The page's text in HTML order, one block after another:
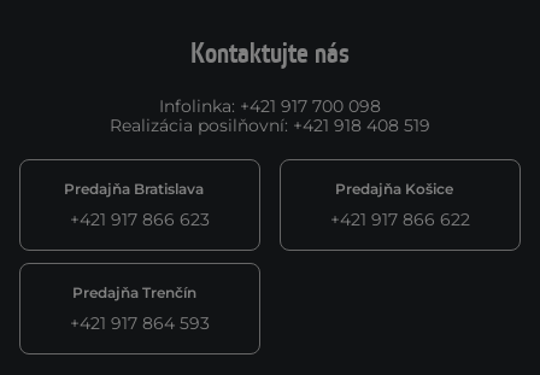
Kontaktujte nás
Infolinka: +421 917 700 098
Realizácia posilňovní: +421 918 408 519
Predajňa Bratislava
+421 917 866 623
Predajňa Košice
+421 917 866 622
Predajňa Trenčín
+421 917 864 593